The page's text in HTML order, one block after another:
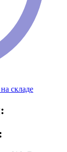
складе